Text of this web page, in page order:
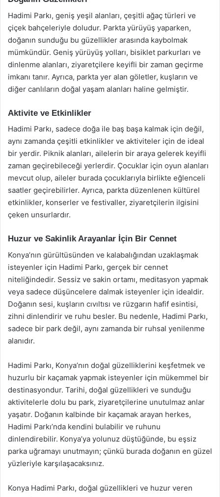
Hadimi Parkı, geniş yeşil alanları, çeşitli ağaç türleri ve
çiçek bahçeleriyle doludur. Parkta yürüyüş yaparken,
doğanın sunduğu bu güzellikler arasında kaybolmak
mümkündür. Geniş yürüyüş yolları, bisiklet parkurları ve
dinlenme alanları, ziyaretçilere keyifli bir zaman geçirme
imkanı tanır. Ayrıca, parkta yer alan göletler, kuşların ve
diğer canlıların doğal yaşam alanları haline gelmiştir.
Aktivite ve Etkinlikler
Hadimi Parkı, sadece doğa ile baş başa kalmak için değil,
aynı zamanda çeşitli etkinlikler ve aktiviteler için de ideal
bir yerdir. Piknik alanları, ailelerin bir araya gelerek keyifli
zaman geçirebileceği yerlerdir. Çocuklar için oyun alanları
mevcut olup, aileler burada çocuklarıyla birlikte eğlenceli
saatler geçirebilirler. Ayrıca, parkta düzenlenen kültürel
etkinlikler, konserler ve festivaller, ziyaretçilerin ilgisini
çeken unsurlardır.
Huzur ve Sakinlik Arayanlar İçin Bir Cennet
Konya’nın gürültüsünden ve kalabalığından uzaklaşmak
isteyenler için Hadimi Parkı, gerçek bir cennet
niteliğindedir. Sessiz ve sakin ortamı, meditasyon yapmak
veya sadece düşüncelere dalmak isteyenler için idealdir.
Doğanın sesi, kuşların cıvıltısı ve rüzgarın hafif esintisi,
zihni dinlendirir ve ruhu besler. Bu nedenle, Hadimi Parkı,
sadece bir park değil, aynı zamanda bir ruhsal yenilenme
alanıdır.
Hadimi Parkı, Konya’nın doğal güzelliklerini keşfetmek ve
huzurlu bir kaçamak yapmak isteyenler için mükemmel bir
destinasyondur. Tarihi, doğal güzellikleri ve sunduğu
aktivitelerle dolu bu park, ziyaretçilerine unutulmaz anlar
yaşatır. Doğanın kalbinde bir kaçamak arayan herkes,
Hadimi Parkı’nda kendini bulabilir ve ruhunu
dinlendirebilir. Konya’ya yolunuz düştüğünde, bu eşsiz
parka uğramayı unutmayın; çünkü burada doğanın en güzel
yüzleriyle karşılaşacaksınız.
Konya Hadimi Parkı, doğal güzellikleri ve huzur veren